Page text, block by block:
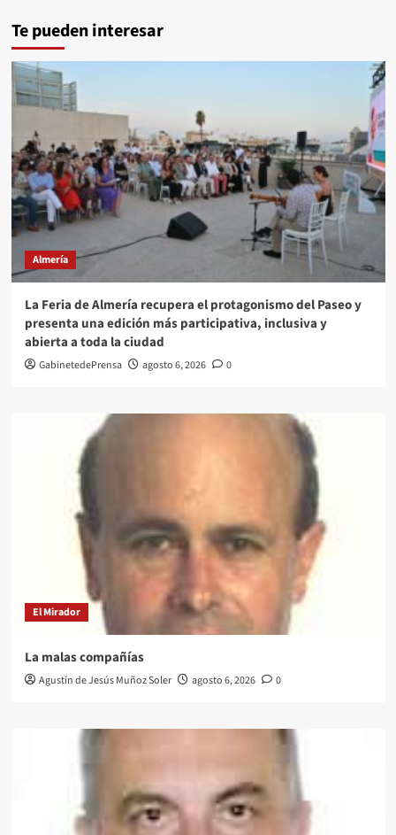
Te pueden interesar
Almería
La Feria de Almería recupera el protagonismo del Paseo y
presenta una edición más participativa, inclusiva y
abierta a toda la ciudad
GabinetedePrensa agosto 6, 2026 0
El Mirador
La malas compañías
Agustín de Jesús Muñoz Soler agosto 6, 2026 0